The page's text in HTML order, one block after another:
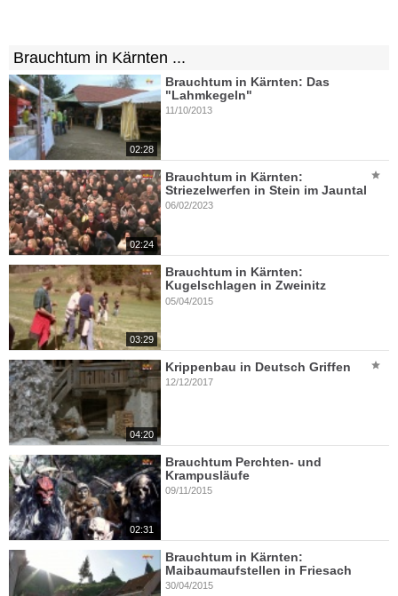
Brauchtum in Kärnten ...
02:28
Brauchtum in Kärnten: Das
"Lahmkegeln"
11/10/2013
02:24
Brauchtum in Kärnten:
Striezelwerfen in Stein im Jauntal
06/02/2023
03:29
Brauchtum in Kärnten:
Kugelschlagen in Zweinitz
05/04/2015
04:20
Krippenbau in Deutsch Griffen
12/12/2017
02:31
Brauchtum Perchten- und
Krampusläufe
09/11/2015
Brauchtum in Kärnten:
Maibaumaufstellen in Friesach
30/04/2015